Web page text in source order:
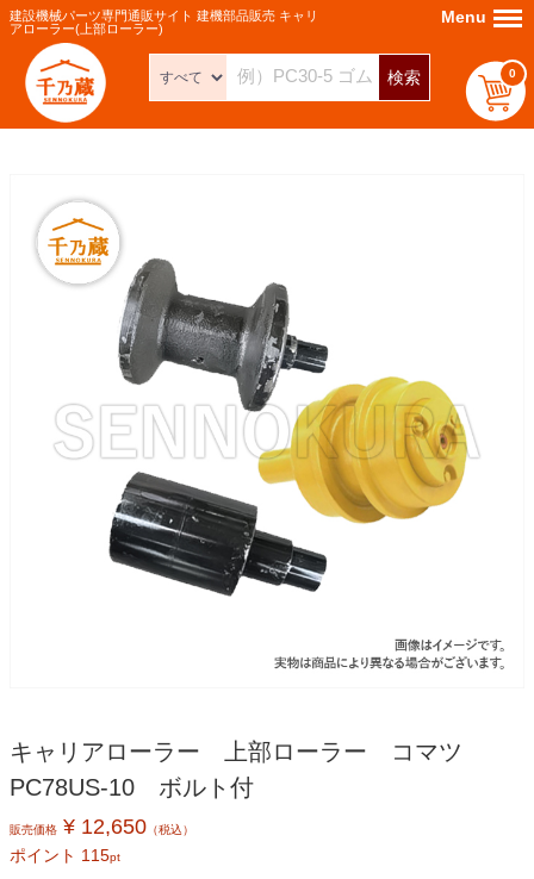
建設機械パーツ専門通販サイト 建機部品販売 キャリ
アローラー(上部ローラー)
検索 0
Menu Menu
キャリアローラー 上部ローラー コマツ
PC78US-10 ボルト付
販売価格 ¥ 12,650 （税込）
ポイント 115pt